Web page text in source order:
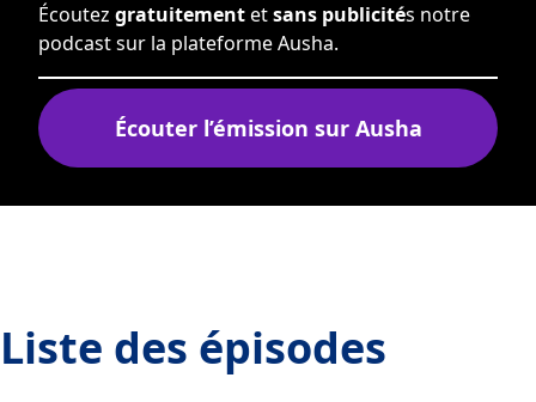
Écoutez gratuitementetsans publicités notre
podcast sur la plateforme Ausha.
Écouter l’émission sur Ausha
Liste des épisodes